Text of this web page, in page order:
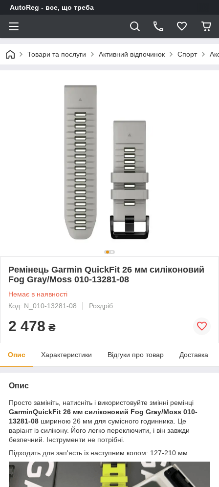
AutoReg - все, що треба
Товари та послуги Активний відпочинок Спорт
Ремінець Garmin QuickFit 26 мм силіконовий
Fog Gray/Moss 010-13281-08
Немає в наявності
Код: N_010-13281-08
Роздріб
2 478 ₴
Опис Характеристики Відгуки про товар Доставка
Опис
Просто замініть, натисніть і використовуйте змінні ремінці
GarminQuickFit 26 мм силіконовий Fog Gray/Moss 010-
13281-08 шириною 26 мм для сумісного годинника. Це
варіант із силікону. Його легко переключити, і він завжди
безпечний. Інструменти не потрібні.
Підходить для зап'ясть із наступним колом: 127-210 мм.